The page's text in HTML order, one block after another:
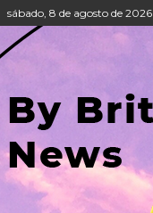
sábado, 8 de agosto de 2026